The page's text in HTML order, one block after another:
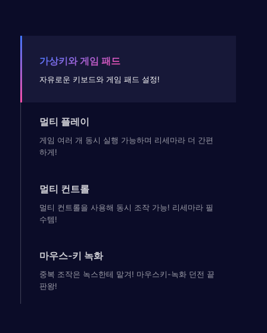
가상키와 게임 패드
자유로운 키보드와 게임 패드 설정!
멀티 플레이
게임 여러 개 동시 실행 가능하며 리세마라 더 간편
하게!
멀티 컨트롤
멀티 컨트롤을 사용해 동시 조작 가능! 리세마라 필
수템!
마우스-키 녹화
중복 조작은 녹스한테 맡겨! 마우스키-녹화 던전 끝
판왕!